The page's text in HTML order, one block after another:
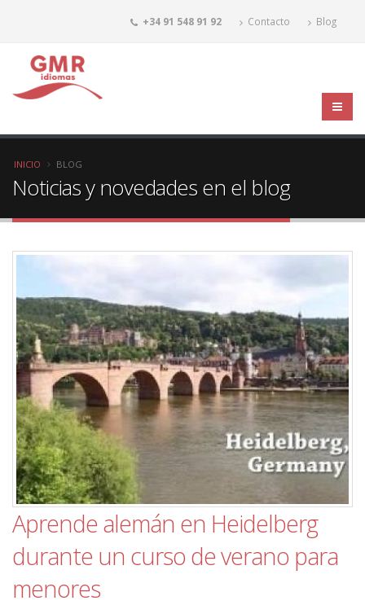
+34 91 548 91 92 Contacto Blog
INICIO BLOG
Noticias y novedades en el blog
Aprende alemán en Heidelberg
durante un curso de verano para
menores